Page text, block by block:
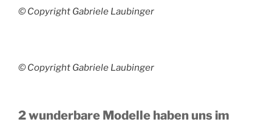
© Copyright Gabriele Laubinger
© Copyright Gabriele Laubinger
2 wunderbare Modelle haben uns im